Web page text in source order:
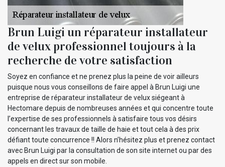
Brun Luigi un réparateur installateur
de velux professionnel toujours à la
recherche de votre satisfaction
Soyez en confiance et ne prenez plus la peine de voir ailleurs
puisque nous vous conseillons de faire appel à Brun Luigi une
entreprise de réparateur installateur de velux siégeant à
Hectomare depuis de nombreuses années et qui concentre toute
l’expertise de ses professionnels à satisfaire tous vos désirs
concernant les travaux de taille de haie et tout cela à des prix
défiant toute concurrence !! Alors n’hésitez plus et prenez contact
avec Brun Luigi par la consultation de son site internet ou par des
appels en direct sur son mobile.